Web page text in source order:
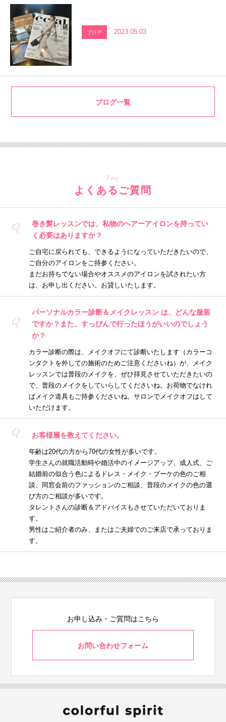
ブログ 2023.05.03
ブログ一覧
Faq
よくあるご質問
Q
巻き髪レッスンでは、私物のヘアーアイロンを持ってい
く必要はありますか？
ご自宅に戻られても、できるようになっていただきたいので、
ご自分のアイロンをご持参ください。
まだお持ちでない場合やオススメのアイロンを試されたい方
は、お申し出ください。お貸しいたします。
Q
パーソナルカラー診断＆メイクレッスン は、どんな服装
ですか？また、すっぴんで行ったほうがいいのでしょう
か？
カラー診断の際は、メイクオフにて診断いたします（カラーコ
ンタクトを外しての施術のためご注意くださいね）が、メイク
レッスンでは普段のメイクを、ぜひ拝見させていただきたいの
で、普段のメイクをしていらしてくださいね。お荷物でなけれ
ばメイク道具もご持参くださいね。サロンでメイクオフはして
いただけます。
Q お客様層を教えてください。
年齢は20代の方から70代の女性が多いです。
学生さんの就職活動時や婚活中のイメージアップ、成人式、ご
結婚前の似合う色によるドレス・メイク・ブーケの色のご相
談、同窓会前のファッションのご相談、普段のメイクの色の選
び方のご相談が多いです。
タレントさんの診断＆アドバイスもさせていただいておりま
す。
男性はご紹介者のみ、またはご夫婦でのご来店で承っておりま
す。
お申し込み・ご質問はこちら
お問い合わせフォーム